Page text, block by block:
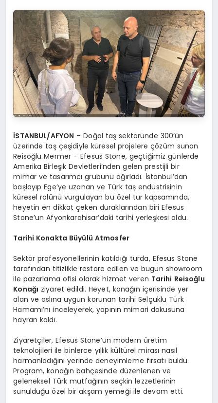
İSTANBUL/AFYON – Doğal taş sektöründe 300’ün
üzerinde taş çeşidiyle küresel projelere çözüm sunan
Reisoğlu Mermer – Efesus Stone, geçtiğimiz günlerde
Amerika Birleşik Devletleri’nden gelen prestijli bir
mimar ve tasarımcı grubunu ağırladı. İstanbul’dan
başlayıp Ege’ye uzanan ve Türk taş endüstrisinin
küresel rolünü vurgulayan bu özel tur kapsamında,
heyetin en dikkat çeken duraklarından biri Efesus
Stone’un Afyonkarahisar’daki tarihi yerleşkesi oldu.
Tarihi Konakta Büyülü Atmosfer
Sektör profesyonellerinin katıldığı turda, Efesus Stone
tarafından titizlikle restore edilen ve bugün showroom
ile pazarlama ofisi olarak hizmet veren Tarihi Reisoğlu
Konağı ziyaret edildi. Heyet, konağın içerisinde yer
alan ve aslına uygun korunan tarihi Selçuklu Türk
Hamamı’nı inceleyerek, yapının mimari dokusuna
hayran kaldı.
Ziyaretçiler, Efesus Stone’un modern üretim
teknolojileri ile binlerce yıllık kültürel mirası nasıl
harmanladığını yerinde deneyimleme fırsatı buldu.
Program, konağın bahçesinde düzenlenen ve
geleneksel Türk mutfağının seçkin lezzetlerinin
sunulduğu özel bir akşam yemeği ile devam etti.